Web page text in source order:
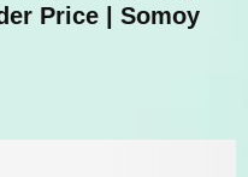
Price | Somoy